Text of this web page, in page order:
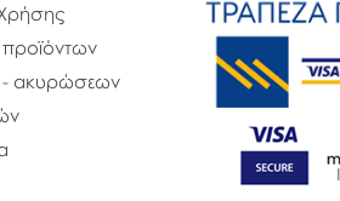
- ακυρώσεων